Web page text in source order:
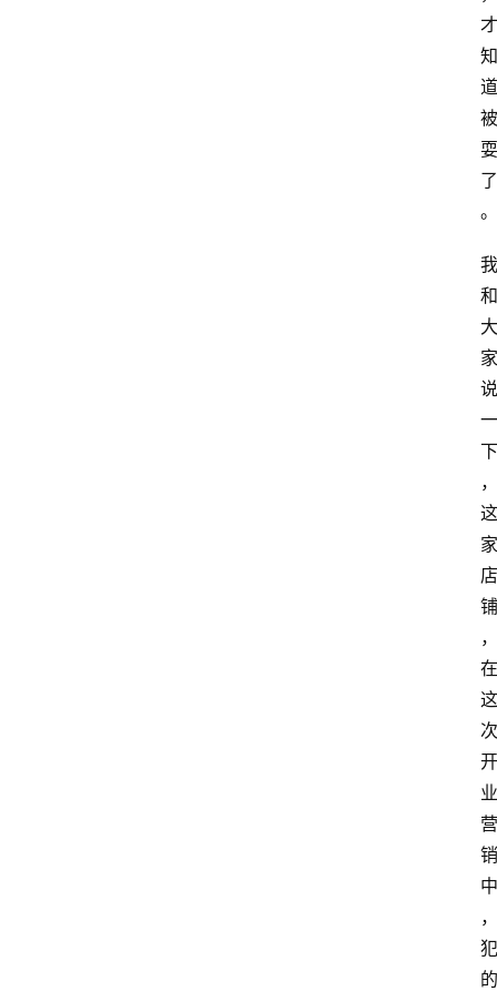
才
知
道
被
耍
了
。
我
和
大
家
说
一
下
，
这
家
店
铺
，
在
这
次
开
业
营
销
中
，
犯
的